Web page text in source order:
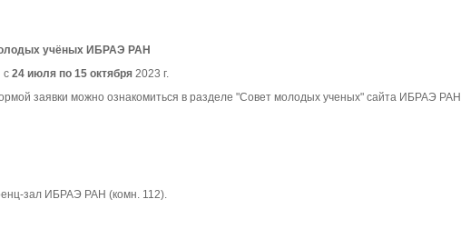
учёных ИБРАЭ РАН
с 24 июля по 15 октября 2023 г.
заявки можно ознакомиться в разделе "Совет молодых ученых" сайта ИБРАЭ
зал ИБРАЭ РАН (комн. 112).